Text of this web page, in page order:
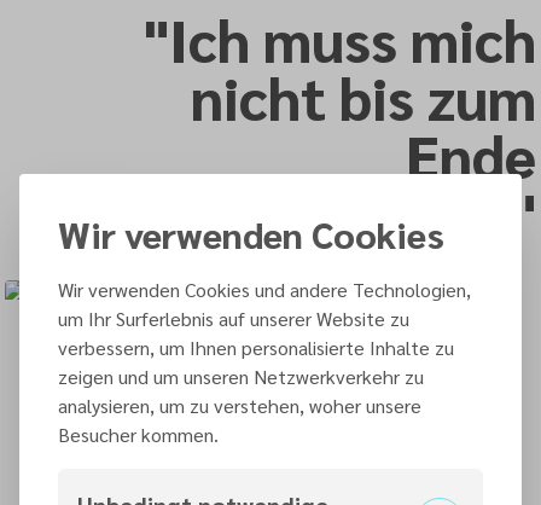
"Ich muss mich
nicht bis zum
Ende
verausgaben."
Nein sagen? Ganz schwer! Über die eigenen Grenzen
gehen? Viel zu leicht … Birgit verausgabte sich auf ihrer
Arbeit über alle Maßen, bis körperlich und seelisch gar
nichts mehr ging. Gottes Angebot, ihr Ruhe und
hörte ihn nicht mehr. Heute weiß sie sicher: Gott nimmt
Wir verwenden Cookies
Wir verwenden Cookies und andere Technologien,
um Ihr Surferlebnis auf unserer Website zu
verbessern, um Ihnen personalisierte Inhalte zu
zeigen und um unseren Netzwerkverkehr zu
analysieren, um zu verstehen, woher unsere
Besucher kommen.